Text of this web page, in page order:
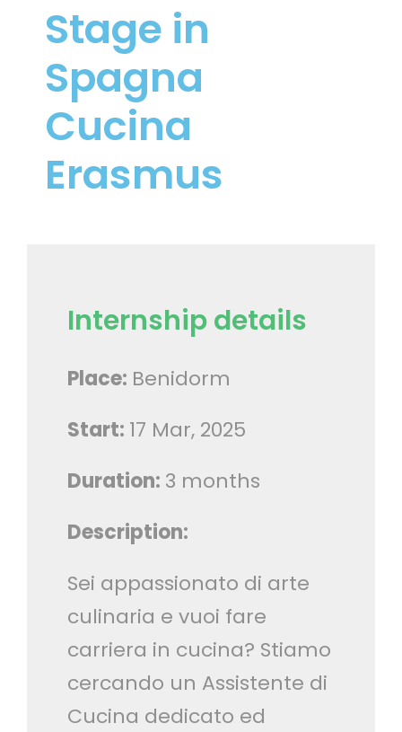
Stage in
Spagna
Cucina
Erasmus
Internship details
Place: Benidorm
Start: 17 Mar, 2025
Duration: 3 months
Description:
Sei appassionato di arte
culinaria e vuoi fare
carriera in cucina? Stiamo
cercando un Assistente di
Cucina dedicato ed